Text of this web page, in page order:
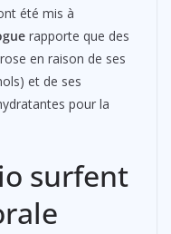
été mis à
rapporte que des
en raison de ses
et de ses
pour la
surfent